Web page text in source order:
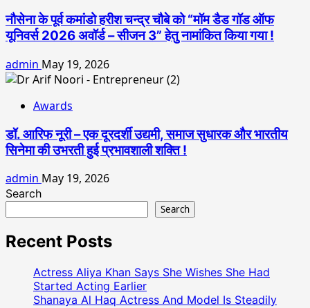
नौसेना के पूर्व कमांडो हरीश चन्द्र चौबे को “मॉम डैड गॉड ऑफ
यूनिवर्स 2026 अवॉर्ड – सीजन 3” हेतु नामांकित किया गया !
admin May 19, 2026
Awards
डॉ. आरिफ नूरी – एक दूरदर्शी उद्यमी, समाज सुधारक और भारतीय
सिनेमा की उभरती हुई प्रभावशाली शक्ति !
admin May 19, 2026
Search
Search
Recent Posts
Actress Aliya Khan Says She Wishes She Had
Started Acting Earlier
Shanaya Al Haq Actress And Model Is Steadily